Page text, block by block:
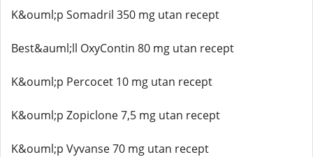
K&ouml;p Somadril 350 mg utan recept
Best&auml;ll OxyContin 80 mg utan recept
K&ouml;p Percocet 10 mg utan recept
K&ouml;p Zopiclone 7,5 mg utan recept
K&ouml;p Vyvanse 70 mg utan recept